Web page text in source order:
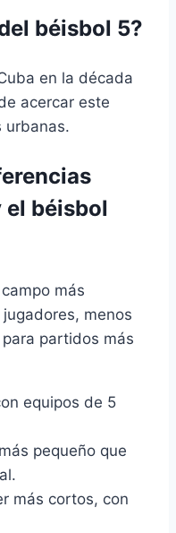
béisbol 5?
en la década
acercar este
urbanas.
el béisbol
más
menos
partidos más
equipos de 5
pequeño que
más cortos, con